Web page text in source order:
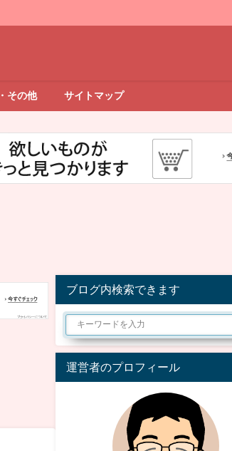
その他 サイトマップ
ブログ内検索できます
運営者のプロフィール